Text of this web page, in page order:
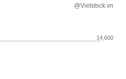
@Vietstock.vn
14,600